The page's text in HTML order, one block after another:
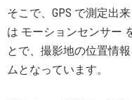
そこで、GPS で測定出
は モーションセンサー
とで、撮影地の位置情
ムとなっています。